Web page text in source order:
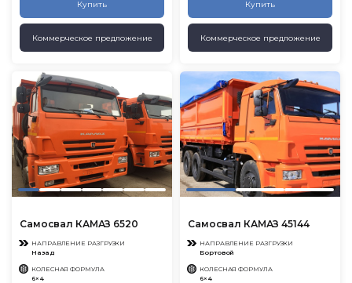
Купить
Коммерческое предложение
Купить
Коммерческое предложение
Самосвал КАМАЗ 6520
НАПРАВЛЕНИЕ РАЗГРУЗКИ
Назад
КОЛЕСНАЯ ФОРМУЛА
6×4
Самосвал КАМАЗ 45144
НАПРАВЛЕНИЕ РАЗГРУЗКИ
Бортовой
КОЛЕСНАЯ ФОРМУЛА
6×4